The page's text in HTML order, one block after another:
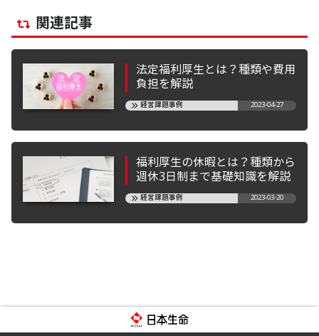
関連記事
法定福利厚生とは？種類や費用
負担を解説
経営課題事例 2023-04-27
福利厚生の休暇とは？種類から
週休3日制まで基礎知識を解説
経営課題事例 2023-03-20